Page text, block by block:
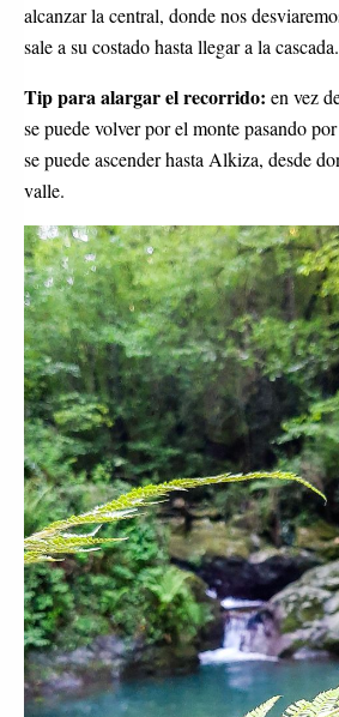
alcanzar la central, donde nos
sale a su costado hasta llegar a la cascada.
Tip para alargar el recorrido: en vez
se puede volver por el monte pasando
se puede ascender hasta Alkiza, desde
valle.